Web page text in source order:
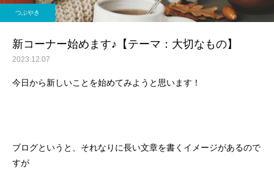
京都北部 宮津で唯一の女
性専用のコンディショニン
グサロンTiare（ティアレ）
のご紹介
OHAYOGA 25/7/27開
【参加者募集】
つぶやき
新コーナー始めます♪【テーマ：大切なもの】
2023.12.07
今日から新しいことを始めてみようと思います！
ブログというと、それなりに長い文章を書くイメージがあるので
すが